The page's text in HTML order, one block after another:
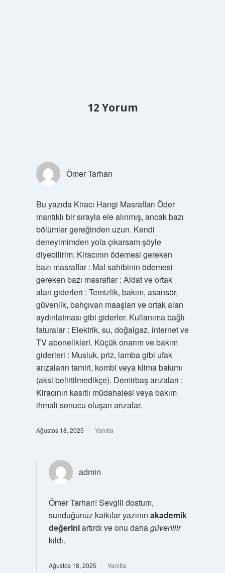
12 Yorum
Ömer Tarhan
Bu yazıda Kiracı Hangi Masrafları Öder
mantıklı bir sırayla ele alınmış, ancak bazı
bölümler gereğinden uzun. Kendi
deneyimimden yola çıkarsam şöyle
diyebilirim: Kiracının ödemesi gereken
bazı masraflar : Mal sahibinin ödemesi
gereken bazı masraflar : Aidat ve ortak
alan giderleri : Temizlik, bakım, asansör,
güvenlik, bahçıvan maaşları ve ortak alan
aydınlatması gibi giderler. Kullanıma bağlı
faturalar : Elektrik, su, doğalgaz, internet ve
TV abonelikleri. Küçük onarım ve bakım
giderleri : Musluk, priz, lamba gibi ufak
arızaların tamiri, kombi veya klima bakımı
(aksi belirtilmedikçe). Demirbaş arızaları :
Kiracının kasıtlı müdahalesi veya bakım
ihmali sonucu oluşan arızalar.
Ağustos 18, 2025 Yanıtla
admin
Ömer Tarhan! Sevgili dostum,
sunduğunuz katkılar yazının akademik
değeriniartırdı ve onu dahagüvenilir
kıldı.
Ağustos 18, 2025 Yanıtla